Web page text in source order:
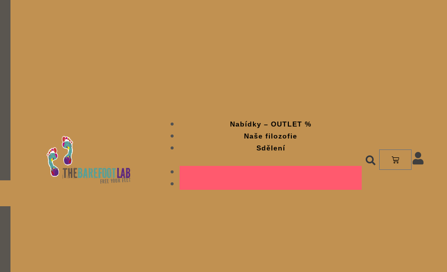
Nabídky – OUTLET %
Naše filozofie
Sdělení